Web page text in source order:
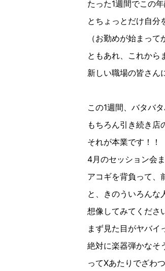
たった1週間でこの
とちょっとだけ自分
（お勤めが始まって
ともあれ、これから
新しい職場の皆さん
この1週間、バタバ
もちろん引き続き
それが本業です！！
4月のセッション会
アコギを背負って、
と、きのういろんな
想像してみてくださ
まず見た目がヤバイ
絶対に楽器弾かなそ
ってXあたりでざわ